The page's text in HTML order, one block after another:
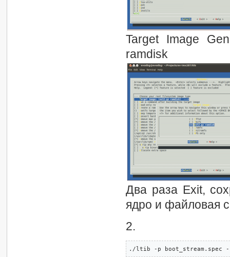
Target Image
ramdisk
Два раза Exit,
ядро и файловая
2.
./ltib -p boot_stream.spec